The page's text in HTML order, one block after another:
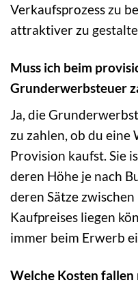
Verkaufsprozess zu
attraktiver zu
Muss ich beim
Grunderwerbsteuer
Ja, die
zu zahlen, ob du
Provision kaufst. Sie
deren Höhe je nach
deren Sätze zwischen
Kaufpreises liegen
immer beim Erwerb
Welche Kosten fallen